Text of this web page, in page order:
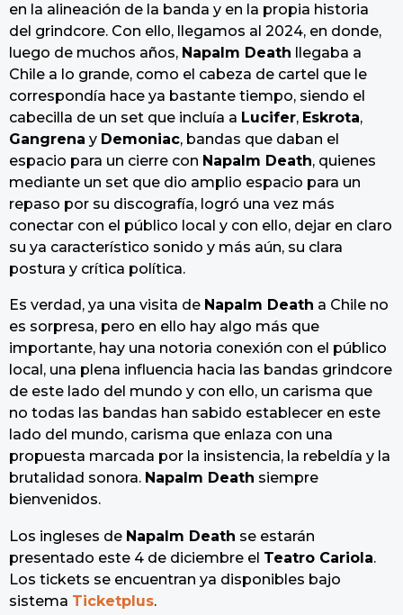
en la alineación de la banda y en la propia historia
del grindcore. Con ello, llegamos al 2024, en donde,
luego de muchos años, Napalm Death llegaba a
Chile a lo grande, como el cabeza de cartel que le
correspondía hace ya bastante tiempo, siendo el
cabecilla de un set que incluía a Lucifer, Eskrota,
Gangrena y Demoniac, bandas que daban el
espacio para un cierre con Napalm Death, quienes
mediante un set que dio amplio espacio para un
repaso por su discografía, logró una vez más
conectar con el público local y con ello, dejar en claro
su ya característico sonido y más aún, su clara
postura y crítica política.
Es verdad, ya una visita de Napalm Death a Chile no
es sorpresa, pero en ello hay algo más que
importante, hay una notoria conexión con el público
local, una plena influencia hacia las bandas grindcore
de este lado del mundo y con ello, un carisma que
no todas las bandas han sabido establecer en este
lado del mundo, carisma que enlaza con una
propuesta marcada por la insistencia, la rebeldía y la
brutalidad sonora. Napalm Death siempre
bienvenidos.
Los ingleses de Napalm Death se estarán
presentado este 4 de diciembre el Teatro Cariola.
Los tickets se encuentran ya disponibles bajo
sistema Ticketplus.